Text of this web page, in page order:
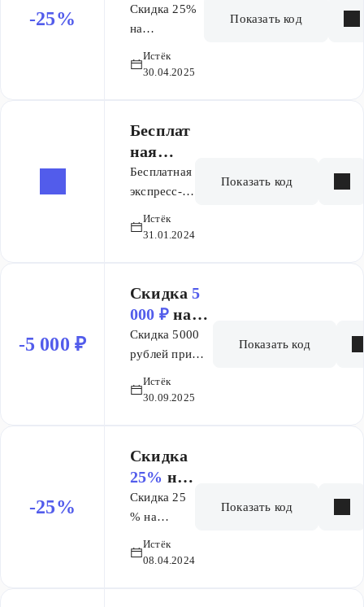
-25%
заказ
Скидка 25%
на
ассортимент!
Истёк
30.04.2025
Показать код
Бесплат
ная
экспрес
с-
доставк
а заказа
Бесплатная
экспресс-
заказа от
Истёк
31.01.2024
Показать код
-5 000 ₽
Скидка 5
000 ₽на
заказ от 50
000 ₽
Скидка 5000
рублей при
50000 рублей
действует с
10.07.2025 по
31.08.2025
Скидка не
товары с
Истёк
30.09.2025
Показать код
-25%
Скидка
25% на
заказ
Скидка 25
% на
товар
Истёк
08.04.2024
Показать код